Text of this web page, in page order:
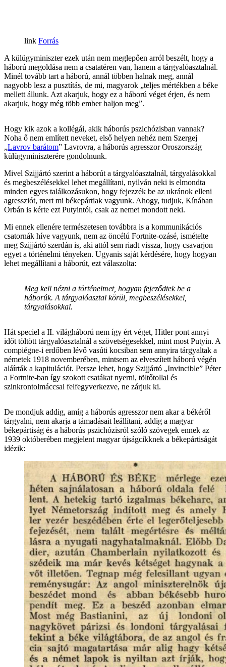
Forrás
A külügyminiszter ezek után nem meglepően arról beszélt, hogy a
háború megoldása nem a csatatéren van, hanem a tárgyalóasztalnál.
Minél tovább tart a háború, annál többen halnak meg, annál
nagyobb lesz a pusztítás, de mi, magyarok „teljes mértékben a béke
mellett állunk. Azt akarjuk, hogy ez a háború véget érjen, és nem
akarjuk, hogy még több ember haljon meg”.
Hogy kik azok a kollégái, akik háborús pszichózisban vannak?
Noha ő nem említett neveket, első helyen nehéz nem Szergej
„Lavrov barátom” Lavrovra, a háborús agresszor Oroszország
külügyminiszterére gondolnunk.
Mivel Szijjártó szerint a háborút a tárgyalóasztalnál, tárgyalásokkal
és megbeszélésekkel lehet megállítani, nyilván neki is elmondta
minden egyes találkozásukon, hogy fejezzék be az ukránok elleni
agressziót, mert mi békepártiak vagyunk. Ahogy, tudjuk, Kínában
Orbán is kérte ezt Putyintól, csak az nemet mondott neki.
Mi ennek ellenére természetesen továbbra is a kommunikációs
csatornák híve vagyunk, nem az öncélú Fortnite-ozásé, ismételte
meg Szijjártó szerdán is, aki attól sem riadt vissza, hogy csavarjon
egyet a történelmi tényeken. Ugyanis saját kérdésére, hogy hogyan
lehet megállítani a háborút, ezt válaszolta:
Meg kell nézni a történelmet, hogyan fejeződtek be a
háborúk. A tárgyalóasztal körül, megbeszélésekkel,
tárgyalásokkal.
Hát speciel a II. világháború nem így ért véget, Hitler pont annyi
időt töltött tárgyalóasztalnál a szövetségesekkel, mint most Putyin. A
compiégne-i erdőben lévő vasúti kocsiban sem annyira tárgyaltak a
németek 1918 novemberében, mintsem az elveszített háború végén
aláírták a kapitulációt. Persze lehet, hogy Szijjártó „Invincible” Péter
a Fortnite-ban így szokott csatákat nyerni, töltőtollal és
szinkrontolmáccsal felfegyverkezve, ne zárjuk ki.
De mondjuk addig, amíg a háborús agresszor nem akar a békéről
tárgyalni, nem akarja a támadásait leállítani, addig a magyar
békepártiság és a háborús pszichózisról szóló szövegek ennek az
1939 októberében megjelent magyar újságcikknek a békepártiságát
idézik: